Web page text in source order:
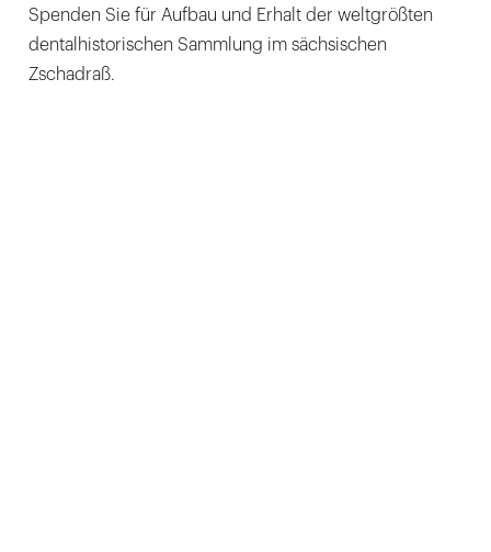
Spenden Sie für Aufbau und Erhalt der weltgrößten
dentalhistorischen Sammlung im sächsischen
Zschadraß.